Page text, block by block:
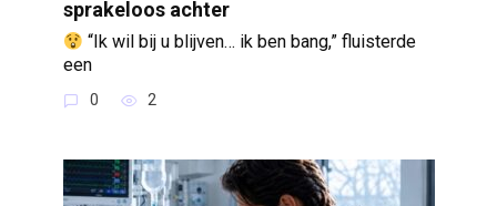
sprakeloos achter
“Ik wil bij u blijven… ik ben bang,” fluisterde
een
0 2